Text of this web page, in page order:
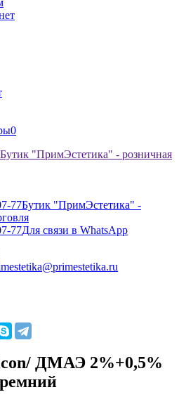
0
Бутик "ПримЭстетика" - розничная
77Бутик "ПримЭстетика" -
77Для связи в WhatsApp
ДМАЭ 2%+0,5%